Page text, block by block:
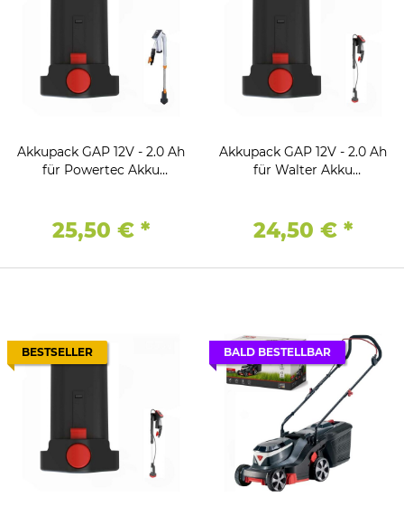
Akkupack GAP 12V - 2.0 Ah
für Powertec Akku
25,50 € *
Akkupack GAP 12V - 2.0 Ah
für Walter Akku
24,50 € *
BESTSELLER BALD BESTELLBAR